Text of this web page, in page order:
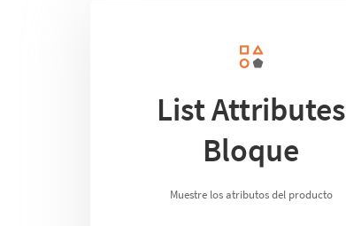
List Attributes
Bloque
Muestre los atributos del producto